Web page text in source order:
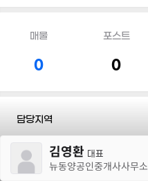
매물
0
포스트
0
담당지역
전화 김영환 대표
뉴동양공인중개사사무소